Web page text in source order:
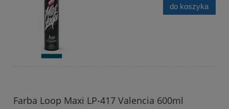
do koszyka
Farba Loop Maxi LP-417 Valencia 600ml